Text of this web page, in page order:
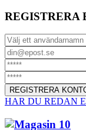
REGISTRERA
HAR DU REDAN